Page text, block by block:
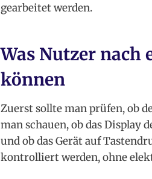
gearbeitet werden.
Was Nutzer
können
Zuerst sollte man prüfen, ob
man schauen, ob das Display
und ob das Gerät auf
kontrolliert werden, ohne